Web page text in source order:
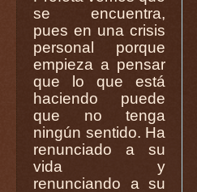
se encuentra,
pues en una crisis
personal porque
empieza a pensar
que lo que está
haciendo puede
que no tenga
ningún sentido. Ha
renunciado a su
vida y
renunciando a su